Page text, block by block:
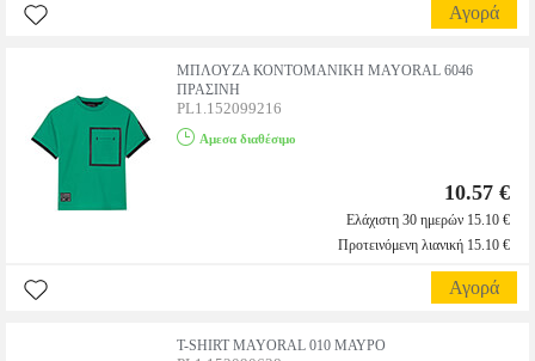
Αγορά
ΜΠΛΟΥΖΑ ΚΟΝΤΟΜΑΝΙΚΗ MAYORAL 6046
ΠΡΑΣΙΝΗ
PL1.152099216
Αμεσα διαθέσιμο
10.57 €
Ελάχιστη 30 ημερών 15.10 €
Προτεινόμενη λιανική 15.10 €
Αγορά
T-SHIRT MAYORAL 010 ΜΑΥΡΟ